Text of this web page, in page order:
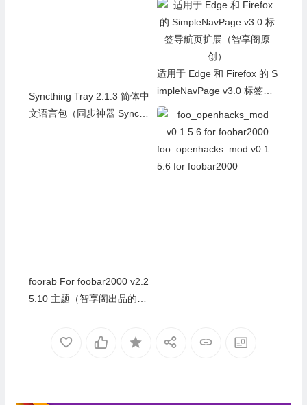
Syncthing Tray 2.1.3 简体中
文语言包（同步神器 Syncthi
适用于 Edge 和 Firefox 的 S
impleNavPage v3.0 标签导
航页扩展（智享阁原创）